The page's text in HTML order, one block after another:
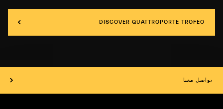
DISCOVER QUATTROPORTE TROFEO
تواصل معنا